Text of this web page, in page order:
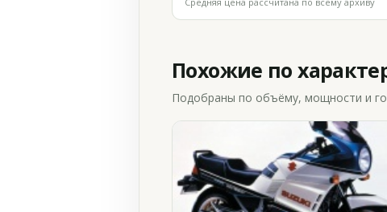
Похожие по
Подобраны по объёму, мощности и